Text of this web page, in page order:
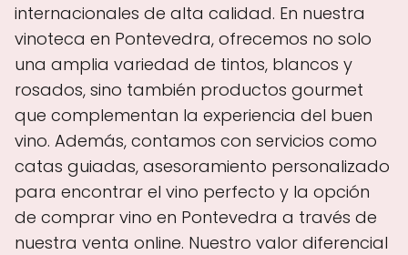
internacionales de alta calidad. En nuestra
vinoteca en Pontevedra, ofrecemos no solo
una amplia variedad de tintos, blancos y
rosados, sino también productos gourmet
que complementan la experiencia del buen
vino. Además, contamos con servicios como
catas guiadas, asesoramiento personalizado
para encontrar el vino perfecto y la opción
de comprar vino en Pontevedra a través de
nuestra venta online. Nuestro valor diferencial